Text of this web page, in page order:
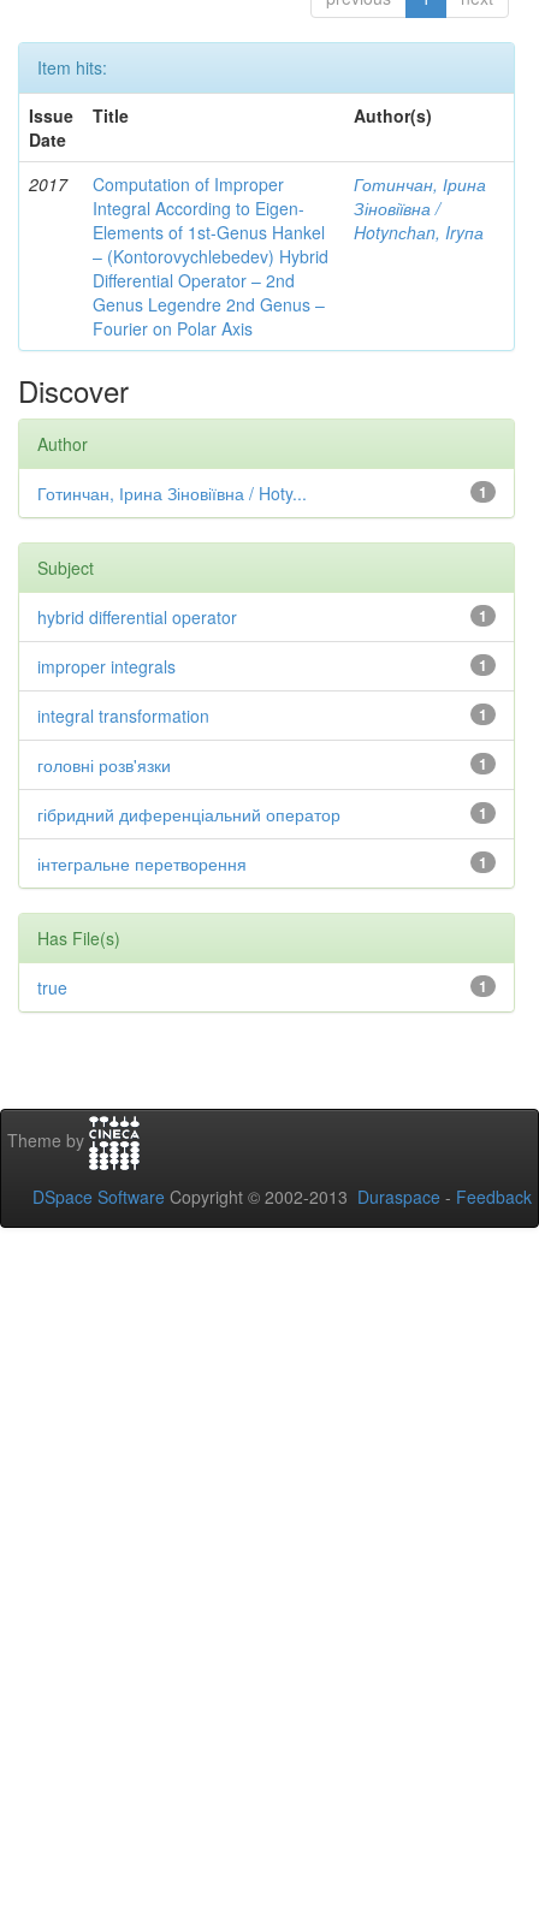
Item hits:
Issue
Date
Title Author(s)
2017
Computation of Improper
Integral According to Eigen-
Elements of 1st-Genus Hankel
– (Kontorovychlebedev) Hybrid
Differential Operator – 2nd
Genus Legendre 2nd Genus –
Fourier on Polar Axis
Готинчан, Ірина
Зіновіївна /
Hotynсhаn, Iryпа
Discover
Author
1
Готинчан, Ірина Зіновіївна / Hoty...
Subject
1
hybrid differential operator
1
improper integrals
1
integral transformation
1
головні розв'язки
1
гібридний диференціальний оператор
1
інтегральне перетворення
Has File(s)
1
true
Theme by
DSpace Software Copyright © 2002-2013 Duraspace - Feedback